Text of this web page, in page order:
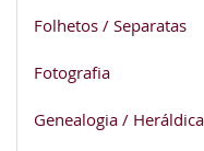
Folhetos / Separatas
Fotografia
Genealogia / Heráldica